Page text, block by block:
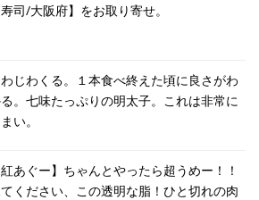
司/大阪府】をお取り寄せ。
わじわくる。１本食べ終えた頃に良さがわ
。七味たっぷりの明太子。これは非常に
い。
紅あぐー】ちゃんとやったら超うめー！！
てください、この透明な脂！ひと切れの肉